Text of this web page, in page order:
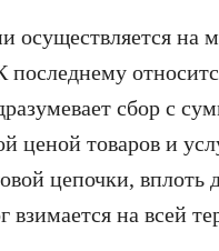
осуществляется на
последнему
сбор с
ценой товаров и
цепочки, вплоть
на всей